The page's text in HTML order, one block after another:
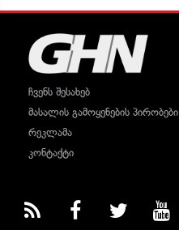
ჩვენს შესახებ
მასალის გამოყენების პირობები
რეკლამა
კონტაქტი